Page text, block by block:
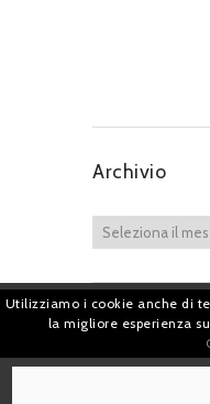
Archivio
Iscriviti per
Utilizziamo i cookie anche di
la migliore esperienza